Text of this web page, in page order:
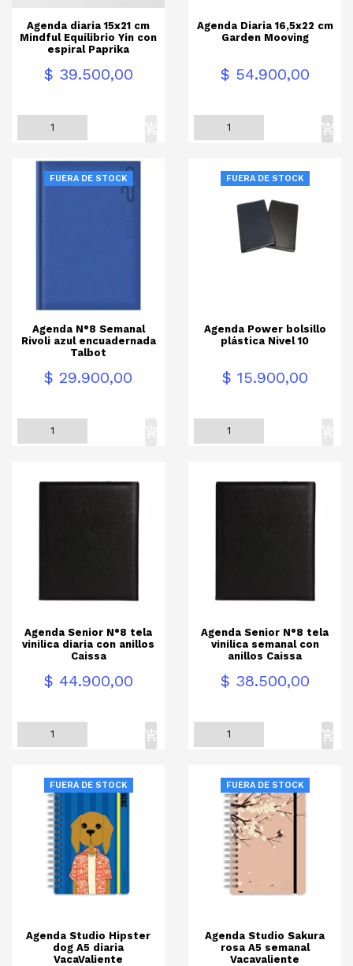
Agenda diaria 15x21 cm
Mindful Equilibrio Yin con
espiral Paprika
Precio$ 39.500,00
Agenda Diaria 16,5x22 cm
Garden Mooving
Precio$ 54.900,00
FUERA DE STOCK
Agenda N°8 Semanal
Rivoli azul encuadernada
Talbot
Precio$ 29.900,00
FUERA DE STOCK
Agenda Power bolsillo
plástica Nivel 10
Precio$ 15.900,00
Agenda Senior N°8 tela
vinilica diaria con anillos
Caissa
Precio$ 44.900,00
Agenda Senior N°8 tela
vinilica semanal con
anillos Caissa
Precio$ 38.500,00
FUERA DE STOCK
Agenda Studio Hipster
dog A5 diaria
VacaValiente
FUERA DE STOCK
Agenda Studio Sakura
rosa A5 semanal
Vacavaliente